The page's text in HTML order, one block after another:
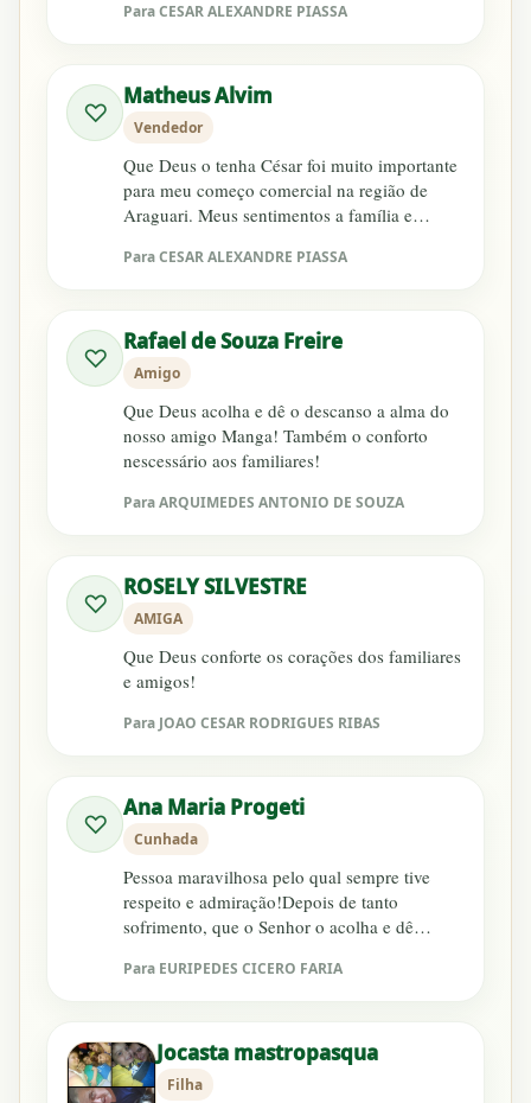
Para CESAR ALEXANDRE PIASSA
♡
Matheus Alvim
Vendedor
Que Deus o tenha César foi muito importante
para meu começo comercial na região de
Araguari. Meus sentimentos a família e
Para CESAR ALEXANDRE PIASSA
♡
Rafael de Souza Freire
Amigo
Que Deus acolha e dê o descanso a alma do
nosso amigo Manga! Também o conforto
nescessário aos familiares!
Para ARQUIMEDES ANTONIO DE SOUZA
♡
ROSELY SILVESTRE
AMIGA
Que Deus conforte os corações dos familiares
e amigos!
Para JOAO CESAR RODRIGUES RIBAS
♡
Ana Maria Progeti
Cunhada
Pessoa maravilhosa pelo qual sempre tive
respeito e admiração!Depois de tanto
sofrimento, que o Senhor o acolha e dê
Para EURIPEDES CICERO FARIA
Jocasta mastropasqua
Filha